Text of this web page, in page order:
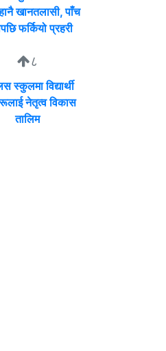
खानतलासी, पाँच
फर्कियो प्रहरी
८
स्कुलमा विद्यार्थी
नेतृत्व विकास
तालिम